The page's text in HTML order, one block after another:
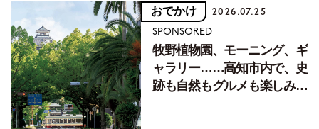
おでかけ 2026.07.25
SPONSORED
牧野植物園、モーニング、ギ
ャラリー……高知市内で、史
跡も自然もグルメも楽しみ尽